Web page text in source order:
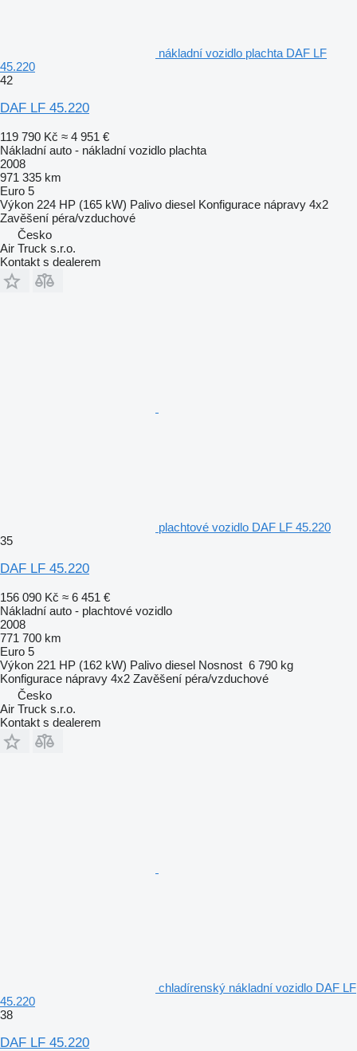
nákladní vozidlo plachta DAF LF
45.220
42
DAF LF 45.220
119 790 Kč ≈ 4 951 €
Nákladní auto - nákladní vozidlo plachta
2008
971 335 km
Euro 5
Výkon 224 HP (165 kW) Palivo diesel Konfigurace nápravy 4x2
Zavěšení péra/vzduchové
Česko
Air Truck s.r.o.
Kontakt s dealerem
plachtové vozidlo DAF LF 45.220
35
DAF LF 45.220
156 090 Kč ≈ 6 451 €
Nákladní auto - plachtové vozidlo
2008
771 700 km
Euro 5
Výkon 221 HP (162 kW) Palivo diesel Nosnost 6 790 kg
Konfigurace nápravy 4x2 Zavěšení péra/vzduchové
Česko
Air Truck s.r.o.
Kontakt s dealerem
chladírenský nákladní vozidlo DAF LF
45.220
38
DAF LF 45.220